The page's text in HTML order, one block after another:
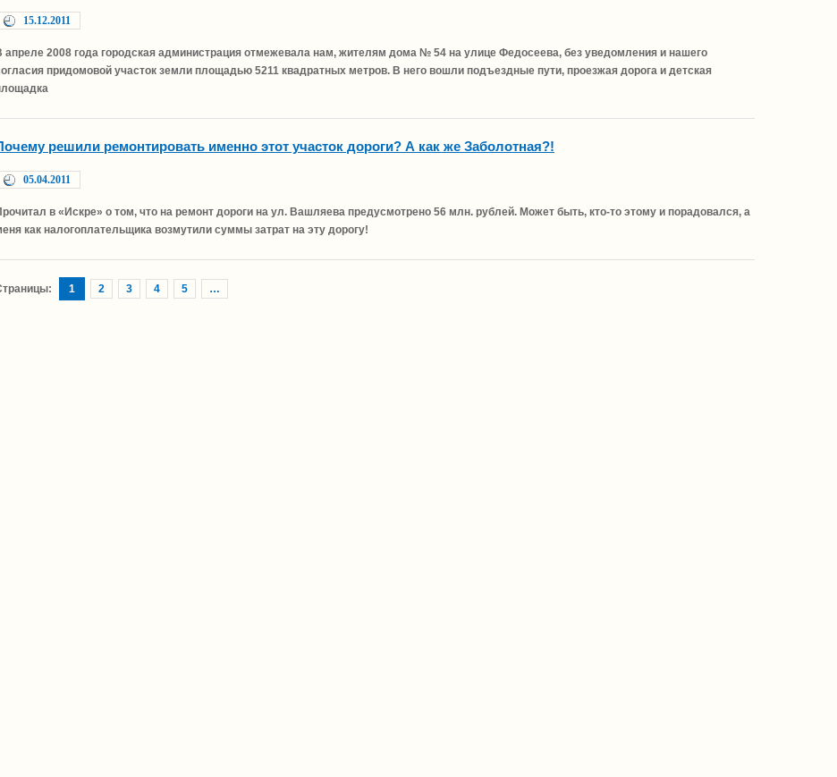
15.12.2011
апреле 2008 года городская администрация отмежевала нам, жителям дома № 54 на улице Федосеева, без уведомления и нашего
придомовой участок земли площадью 5211 квадратных метров. В него вошли подъездные пути, проезжая дорога и детская
решили ремонтировать именно этот участок дороги? А как же Заболотная?!
05.04.2011
в «Искре» о том, что на ремонт дороги на ул. Вашляева предусмотрено 56 млн. рублей. Может быть, кто-то этому и порадовался, а
как налогоплательщика возмутили суммы затрат на эту дорогу!
1 2 3 4 5 …